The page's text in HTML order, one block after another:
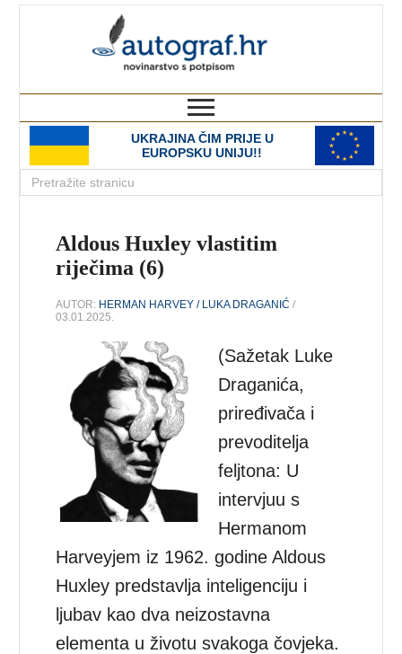
UKRAJINA ČIM PRIJE U
EUROPSKU UNIJU!!
Aldous Huxley vlastitim
riječima (6)
AUTOR: HERMAN HARVEY / LUKA DRAGANIĆ /
03.01.2025.
(Sažetak Luke
Draganića,
priređivača i
prevoditelja
feljtona: U
intervjuu s
Hermanom
Harveyjem iz 1962. godine Aldous
Huxley predstavlja inteligenciju i
ljubav kao dva neizostavna
elementa u životu svakoga čovjeka.